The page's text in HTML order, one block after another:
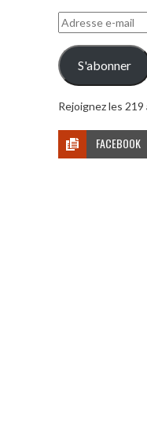
Adresse
e-
mail
S'abonner
Rejoignez les
FACEBOOK